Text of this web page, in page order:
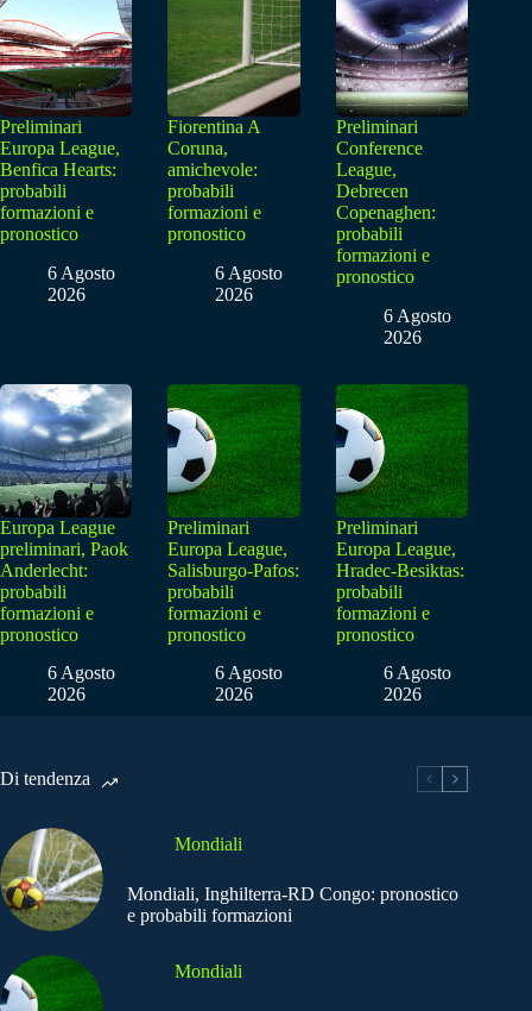
Preliminari
Europa League,
Benfica Hearts:
probabili
formazioni e
pronostico
6 Agosto
2026
Fiorentina A
Coruna,
amichevole:
probabili
formazioni e
pronostico
6 Agosto
2026
Preliminari
Conference
League,
Debrecen
Copenaghen:
probabili
formazioni e
pronostico
6 Agosto
2026
Europa League
preliminari, Paok
Anderlecht:
probabili
formazioni e
pronostico
6 Agosto
2026
Preliminari
Europa League,
Salisburgo-Pafos:
probabili
formazioni e
pronostico
6 Agosto
2026
Preliminari
Europa League,
Hradec-Besiktas:
probabili
formazioni e
pronostico
6 Agosto
2026
Di tendenza
Mondiali
Mondiali, Inghilterra-RD Congo: pronostico
e probabili formazioni
Mondiali